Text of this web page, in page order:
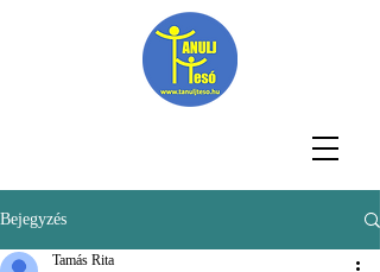
Bejegyzés
Tamás Rita